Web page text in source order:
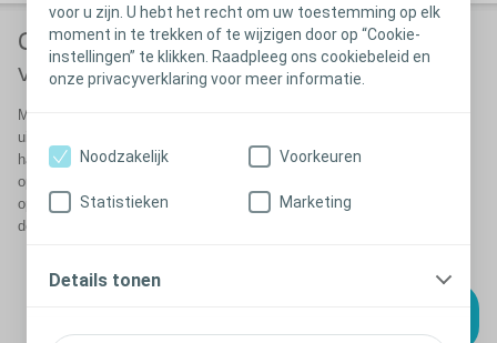
voor u zijn. U hebt het recht om uw toestemming op elk
moment in te trekken of te wijzigen door op “Cookie-
instellingen” te klikken. Raadpleeg ons cookiebeleid en
onze privacyverklaring voor meer informatie.
Noodzakelijk Voorkeuren
Statistieken Marketing
Details tonen
Controleer regelmatig de gezondheid
van uw stoma
Meldt u vandaag nog aan bij Coloplast Care en u wordt regelmatig
uitgenodigd om de gezondheid van uw stoma te controleren. Aan de
hand van een paar simpele vragen kunt u uw situatie en uw
opvangmateriaal herbekijken en uw kwaliteit van leven na de operatie
opvolgen. U krijgt ook de mogelijkheid om uw antwoorden te delen met
de zorgverlener van uw keuze.
Care